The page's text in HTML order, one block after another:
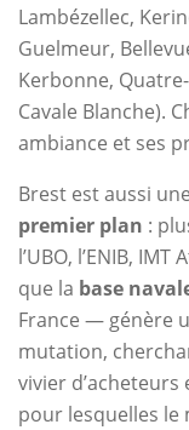
Lambézellec,
Guelmeur,
Kerbonne,
Cavale Blanche).
ambiance et ses
Brest est aussi une
premier plan :
l’UBO, l’ENIB,
que la base
France — génère
mutation,
vivier d’acheteurs
pour lesquelles